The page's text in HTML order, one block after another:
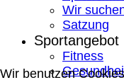
Wir
Satzung
Sportangebot
Fitness
Wir benutzen Cookies